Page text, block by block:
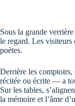
Sous la grande
le regard. Les visiteurs
poètes.
Derrière les comptoirs,
récitée ou écrite — a
Sur les tables,
la mémoire et l’âme